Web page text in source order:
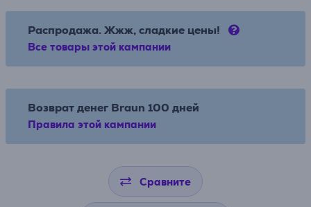
Распродажа. Жжж, сладкие цены!
Все товары этой кампании
Возврат денег Braun 100 дней
Правила этой кампании
Сравните